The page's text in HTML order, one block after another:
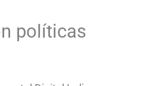
políticas